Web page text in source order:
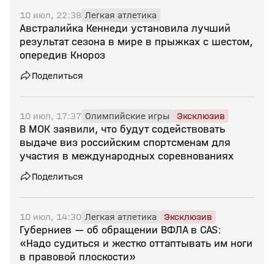
10 июл, 22:38 Легкая атлетика
Австралийка Кеннеди установила лучший
результат сезона в мире в прыжках с шестом,
опередив Кнороз
Поделиться
10 июл, 17:37 Олимпийские игры Эксклюзив
В МОК заявили, что будут содействовать
выдаче виз российским спортсменам для
участия в международных соревнованиях
Поделиться
10 июл, 14:30 Легкая атлетика Эксклюзив
Губерниев — об обращении ВФЛА в CAS:
«Надо судиться и жестко оттаптывать им ноги
в правовой плоскости»